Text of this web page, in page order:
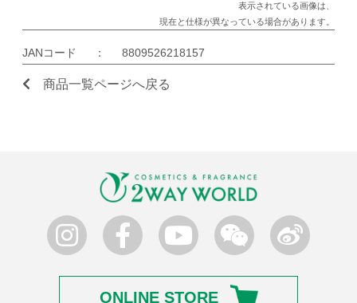
表示されている画像は、
現在と仕様が異なっている場合があります。
JANコード ： 8809526218157
商品一覧ページへ戻る
ONLINE STORE